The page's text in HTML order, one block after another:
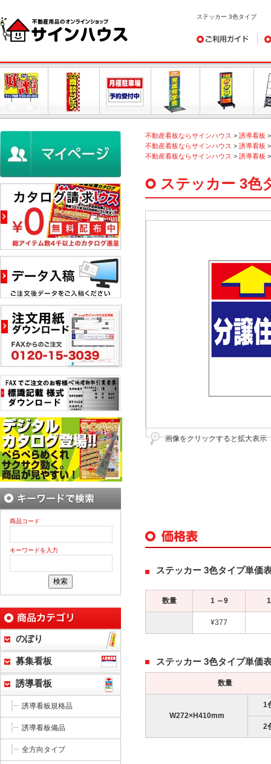
ステッカー 3色タイプ
ご利用ガイド デ
不動産看板ならサインハウス > 誘導看板
不動産看板ならサインハウス > 誘導看板
不動産看板ならサインハウス > 誘導看板
ステッカー 3色
画像をクリックすると拡大表示
ステッカー 3色タイプ単価
数量 1 ～9
¥377
ステッカー 3色タイプ単価
数量
W272×H410mm
1
2
商品コード
キーワードを入力
のぼり
募集看板
誘導看板
誘導看板規格品
誘導看板備品
全方向タイプ